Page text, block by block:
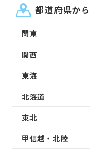
都道府県か
関東
関西
東海
北海道
東北
甲信越・北陸